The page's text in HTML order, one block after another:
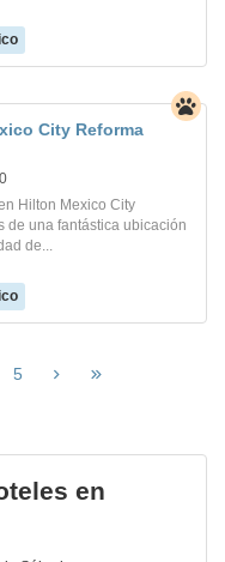
City Reforma
Hilton Mexico City
de una fantástica ubicación
de...
(página
5
en